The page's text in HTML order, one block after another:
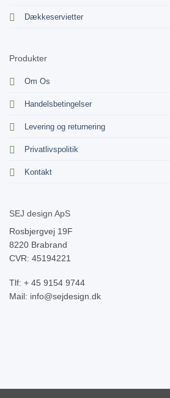
Dækkeservietter
Produkter
Om Os
Handelsbetingelser
Levering og returnering
Privatlivspolitik
Kontakt
SEJ design ApS
Rosbjergvej 19F
8220 Brabrand
CVR: 45194221
Tlf: + 45 9154 9744
Mail: info@sejdesign.dk